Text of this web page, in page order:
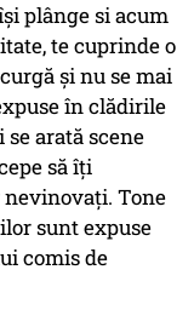
plânge si acum
te cuprinde o
şi nu se mai
în clădirile
arată scene
să îţi
Tone
sunt expuse
comis de